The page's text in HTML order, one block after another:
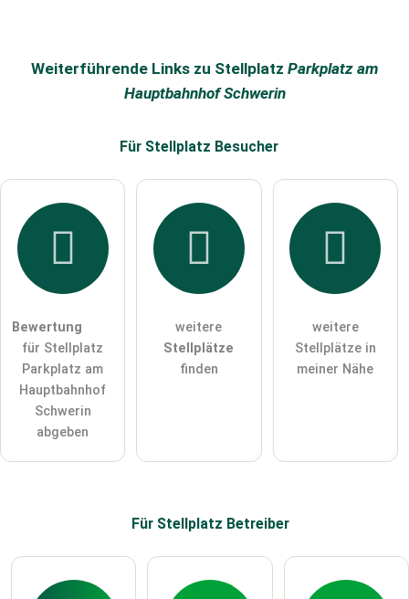
Weiterführende Links zu Stellplatz Parkplatz am
Hauptbahnhof Schwerin
Für Stellplatz Besucher
Bewertung
für Stellplatz
Parkplatz am
Hauptbahnhof
Schwerin
abgeben
weitere
Stellplätze
finden
weitere
Stellplätze in
meiner Nähe
Für Stellplatz Betreiber